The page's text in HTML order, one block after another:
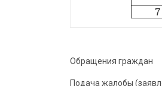
7
Обращения граждан
Подача жалобы